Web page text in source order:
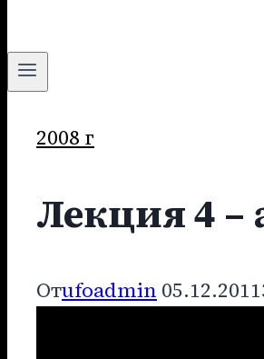
2008 г
Лекция 4 –
Отufoadmin 05.12.2011